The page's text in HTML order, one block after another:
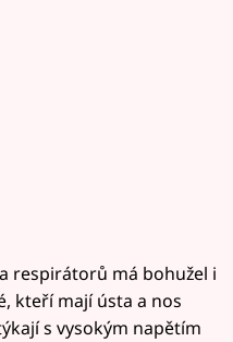
respirátorů má bohužel i
kteří mají ústa a nos
s vysokým napětím